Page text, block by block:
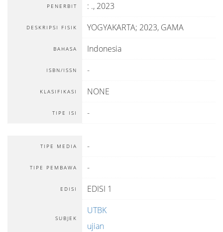
PENERBIT : ., 2023
DESKRIPSI FISIK YOGYAKARTA; 2023, GAMA
BAHASA Indonesia
ISBN/ISSN -
KLASIFIKASI NONE
TIPE ISI -
TIPE MEDIA -
TIPE PEMBAWA -
EDISI EDISI 1
SUBJEK
UTBK
ujian